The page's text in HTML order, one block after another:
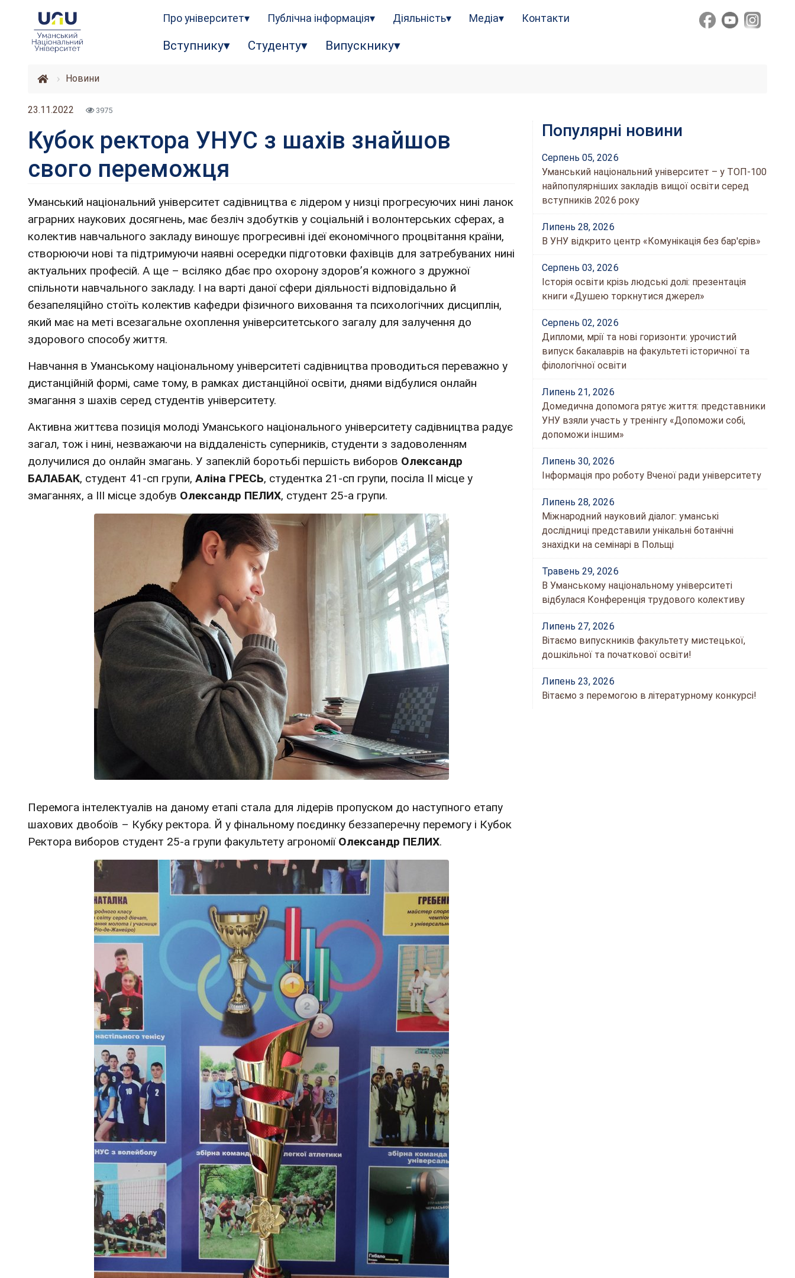
Про університет Публічна інформація Діяльність Медіа Контакти
Вступнику Студенту Випускнику
Новини
23.11.2022 3975
Кубок ректора УНУС з шахів знайшов
свого переможця
Уманський національний університет садівництва є лідером у низці прогресуючих нині ланок
аграрних наукових досягнень, має безліч здобутків у соціальній і волонтерських сферах, а
колектив навчального закладу виношує прогресивні ідеї економічного процвітання країни,
створюючи нові та підтримуючи наявні осередки підготовки фахівців для затребуваних нині
актуальних професій. А ще – всіляко дбає про охорону здоров’я кожного з дружної
спільноти навчального закладу. І на варті даної сфери діяльності відповідально й
безапеляційно стоїть колектив кафедри фізичного виховання та психологічних дисциплін,
який має на меті всезагальне охоплення університетського загалу для залучення до
здорового способу життя.
Навчання в Уманському національному університеті садівництва проводиться переважно у
дистанційній формі, саме тому, в рамках дистанційної освіти, днями відбулися онлайн
змагання з шахів серед студентів університету.
Активна життєва позиція молоді Уманського національного університету садівництва радує
загал, тож і нині, незважаючи на віддаленість суперників, студенти з задоволенням
долучилися до онлайн змагань. У запеклій боротьбі першість виборов Олександр
БАЛАБАК, студент 41-сп групи, Аліна ГРЕСЬ, студентка 21-сп групи, посіла ІІ місце у
змаганнях, а ІІІ місце здобув Олександр ПЕЛИХ, студент 25-а групи.
Перемога інтелектуалів на даному етапі стала для лідерів пропуском до наступного етапу
шахових двобоїв – Кубку ректора. Й у фінальному поєдинку беззаперечну перемогу і Кубок
Ректора виборов студент 25-а групи факультету агрономії Олександр ПЕЛИХ.
Популярні новини
Серпень 05, 2026
Уманський національний університет – у ТОП-100
найпопулярніших закладів вищої освіти серед
вступників 2026 року
Липень 28, 2026
В УНУ відкрито центр «Комунікація без бар'єрів»
Серпень 03, 2026
Історія освіти крізь людські долі: презентація
книги «Душею торкнутися джерел»
Серпень 02, 2026
Дипломи, мрії та нові горизонти: урочистий
випуск бакалаврів на факультеті історичної та
філологічної освіти
Липень 21, 2026
Домедична допомога рятує життя: представники
УНУ взяли участь у тренінгу «Допоможи собі,
допоможи іншим»
Липень 30, 2026
Інформація про роботу Вченої ради університету
Липень 28, 2026
Міжнародний науковий діалог: уманські
дослідниці представили унікальні ботанічні
знахідки на семінарі в Польщі
Травень 29, 2026
В Уманському національному університеті
відбулася Конференція трудового колективу
Липень 27, 2026
Вітаємо випускників факультету мистецької,
дошкільної та початкової освіти!
Липень 23, 2026
Вітаємо з перемогою в літературному конкурсі!